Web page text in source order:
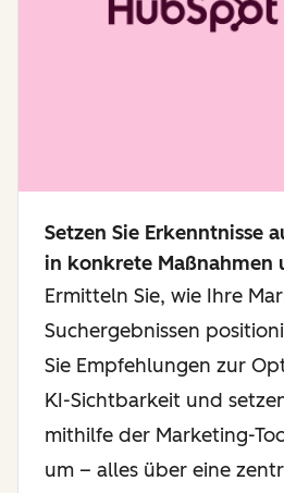
Setzen Sie Erkenntnisse
in konkrete Maßnahmen
Ermitteln Sie, wie Ihre
Suchergebnissen
Sie Empfehlungen zur
KI-Sichtbarkeit und
mithilfe der Marketing-
um – alles über eine